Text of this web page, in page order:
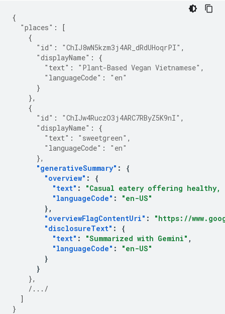
{
"places" :
[
{
"id" : "ChIJ8wN5kzm3j4AR_dRdUHoqrPI" ,
"displayName" :
{
"text" : "Plant-Based Vegan Vietnamese" ,
"languageCode" :
"en"
}
},
{
"id" : "ChIJw4RuczO3j4ARC7RByZ5K9nI" ,
"displayName" :
{
"text" : "sweetgreen" ,
"languageCode" :
"en"
},
"generativeSummary" :
{
"overview" :
{
"text" :
"Casual eatery offering healthy,
"languageCode" :
"en-US"
},
"overviewFlagContentUri" :
"https://
"disclosureText" :
{
"text" : "Summarized with Gemini" ,
"languageCode" :
"en-US"
}
}
},
/.../
]
}